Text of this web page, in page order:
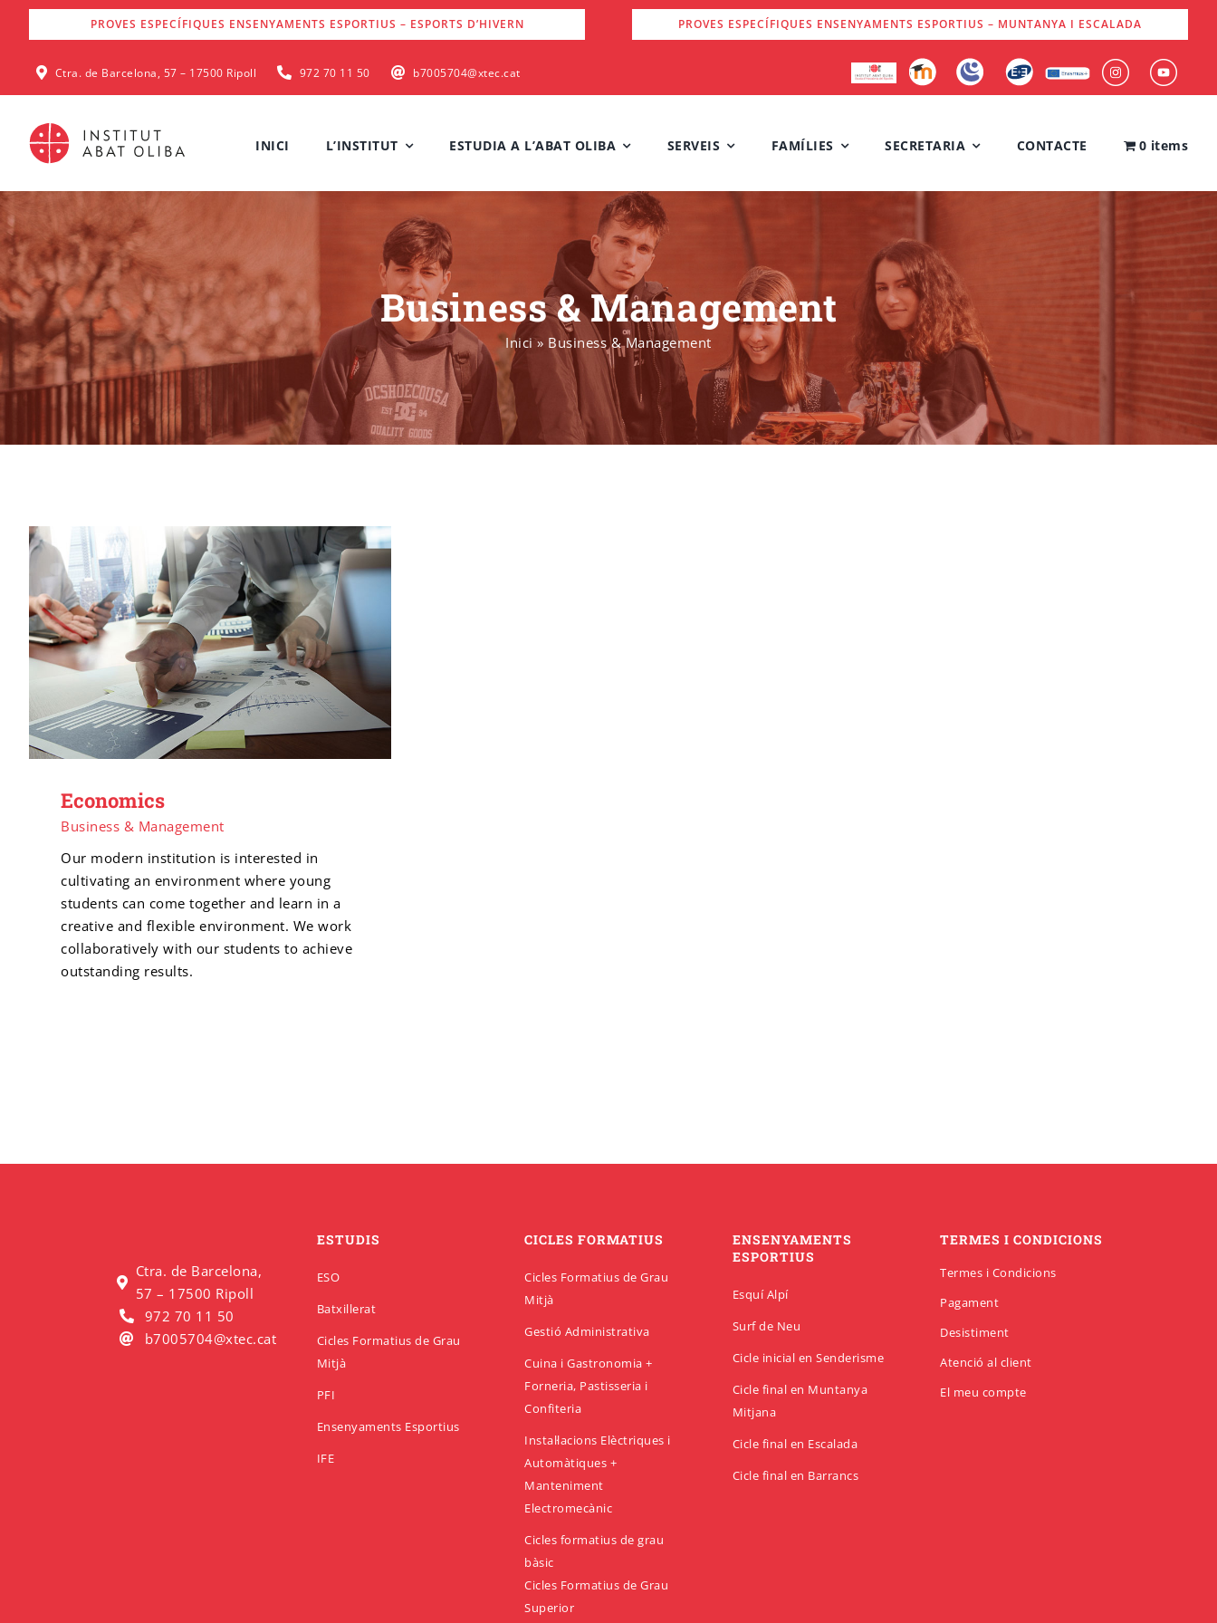
PROVES ESPECÍFIQUES ENSENYAMENTS ESPORTIUS – ESPORTS D’HIVERN PROVES ESPECÍFIQUES ENSENYAMENTS ESPORTIUS – MUNTANYA I ESCALADA
Ctra. de Barcelona, 57 – 17500 Ripoll 972 70 11 50 b7005704@xtec.cat
INICI L’INSTITUT ESTUDIA A L’ABAT OLIBA SERVEIS FAMÍLIES SECRETARIA CONTACTE 0 items
Business & Management
Inici» Business & Management
Economics
Business & Management
Our modern institution is interested in
cultivating an environment where young
students can come together and learn in a
creative and flexible environment. We work
collaboratively with our students to achieve
outstanding results.
Ctra. de Barcelona,
57 – 17500 Ripoll
972 70 11 50
b7005704@xtec.cat
ESTUDIS
ESO
Batxillerat
Cicles Formatius de Grau
Mitjà
PFI
Ensenyaments Esportius
IFE
CICLES FORMATIUS
Cicles Formatius de Grau
Mitjà
Gestió Administrativa
Cuina i Gastronomia +
Forneria, Pastisseria i
Confiteria
Instal·lacions Elèctriques i
Automàtiques +
Manteniment
Electromecànic
Cicles formatius de grau
bàsic
Cicles Formatius de Grau
Superior
ENSENYAMENTS
ESPORTIUS
Esquí Alpí
Surf de Neu
Cicle inicial en Senderisme
Cicle final en Muntanya
Mitjana
Cicle final en Escalada
Cicle final en Barrancs
TERMES I CONDICIONS
Termes i Condicions
Pagament
Desistiment
Atenció al client
El meu compte